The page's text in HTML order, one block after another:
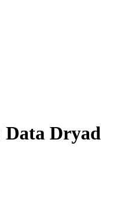
Data Dryad